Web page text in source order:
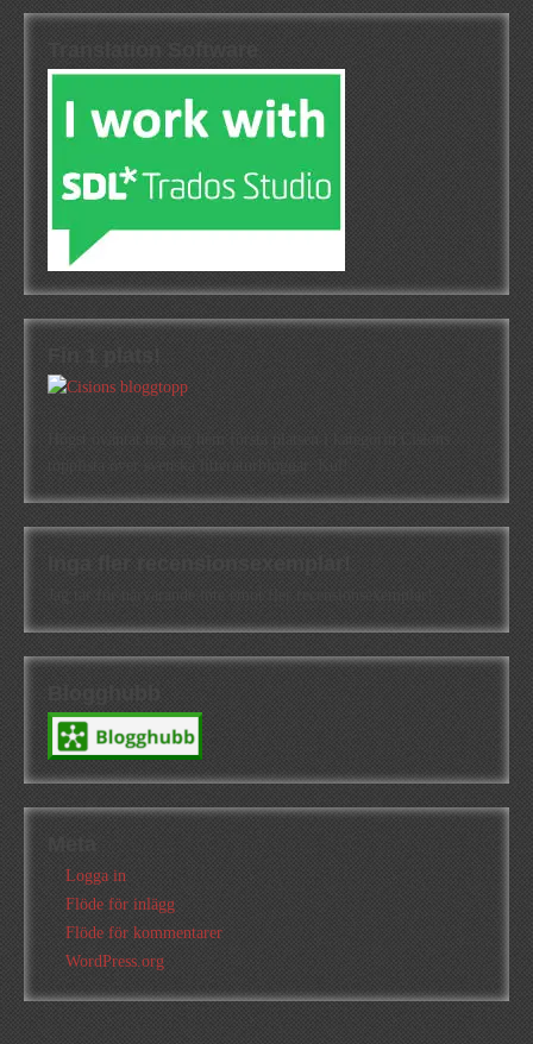
Translation Software
Högst oväntat tog jag hem första platsen i kategorin Cisions
topplista över svenska litteraturbloggar. Kul!
Inga fler recensionsexemplar!
Jag tar för närvarande inte emot fler recensionsexemplar!
Logga in
Flöde för inlägg
Flöde för kommentarer
WordPress.org